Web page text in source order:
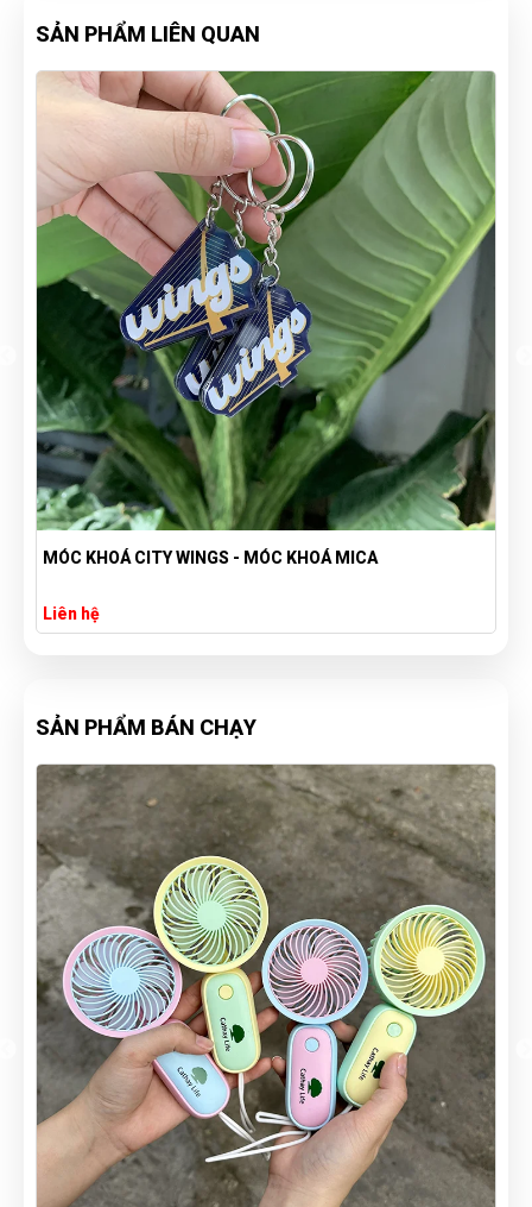
SẢN PHẨM LIÊN QUAN
WINGS - MÓC KHOÁ MICA
MÓC KHÓA ĐỔ KEO
SẢN PHẨM BÁN CHẠY